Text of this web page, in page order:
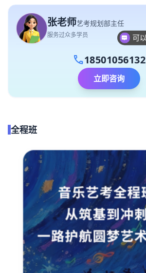
张老师艺考规划部主任
服务过众多学员
call18501056132
立即咨询
全程班